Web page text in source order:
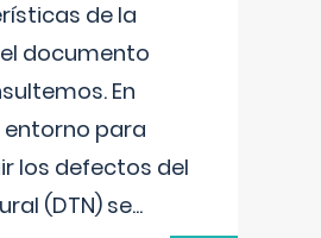
de la
documento
En
para
los defectos del
(DTN) se...